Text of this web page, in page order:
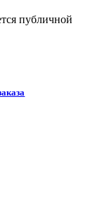
публичной